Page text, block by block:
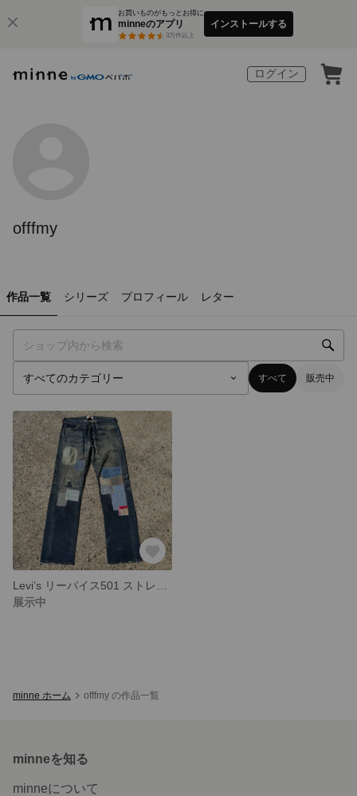
お買いものがもっとお得に
minneのアプリ
3万件以上
インストールする
ログイン
offfmy
作品一覧 シリーズ プロフィール レター
すべて 販売中
展示中
minne ホーム offfmy の作品一覧
minneを知る
minneについて